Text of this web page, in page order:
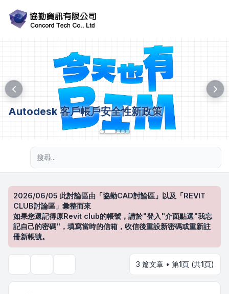
Autodesk 客戶帳戶安全性新政策
2026/06/05 此討論區由「協勤CAD討論區」以及「REVIT
CLUB討論區」彙整而來
如果您還記得原Revit club的帳號，請於"登入"介面點選"我忘
記自己的密碼"，填寫當時的信箱，收信後重設新密碼或重新註
冊新帳號。
3 篇文章 • 第1頁 (共1頁)